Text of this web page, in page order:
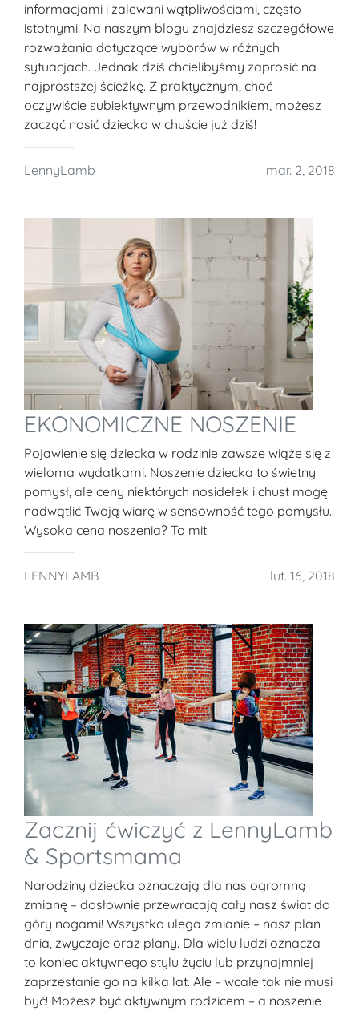
informacjami i zalewani wątpliwościami, często
istotnymi. Na naszym blogu znajdziesz szczegółowe
rozważania dotyczące wyborów w różnych
sytuacjach. Jednak dziś chcielibyśmy zaprosić na
najprostszej ścieżkę. Z praktycznym, choć
oczywiście subiektywnym przewodnikiem, możesz
zacząć nosić dziecko w chuście już dziś!
LennyLamb mar. 2, 2018
EKONOMICZNE NOSZENIE
Pojawienie się dziecka w rodzinie zawsze wiąże się z
wieloma wydatkami. Noszenie dziecka to świetny
pomysł, ale ceny niektórych nosidełek i chust mogę
nadwątlić Twoją wiarę w sensowność tego pomysłu.
Wysoka cena noszenia? To mit!
LENNYLAMB lut. 16, 2018
Zacznij ćwiczyć z LennyLamb
& Sportsmama
Narodziny dziecka oznaczają dla nas ogromną
zmianę – dosłownie przewracają cały nasz świat do
góry nogami! Wszystko ulega zmianie – nasz plan
dnia, zwyczaje oraz plany. Dla wielu ludzi oznacza
to koniec aktywnego stylu życiu lub przynajmniej
zaprzestanie go na kilka lat. Ale – wcale tak nie musi
być! Możesz być aktywnym rodzicem – a noszenie